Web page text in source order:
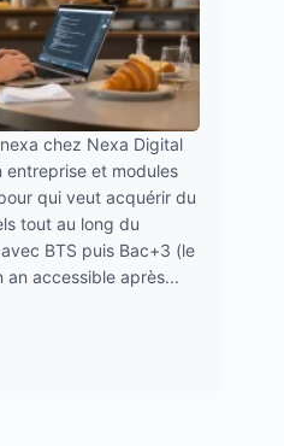
chez Nexa Digital
entreprise et modules
qui veut acquérir du
tout au long du
BTS puis Bac+3 (le
an accessible après...